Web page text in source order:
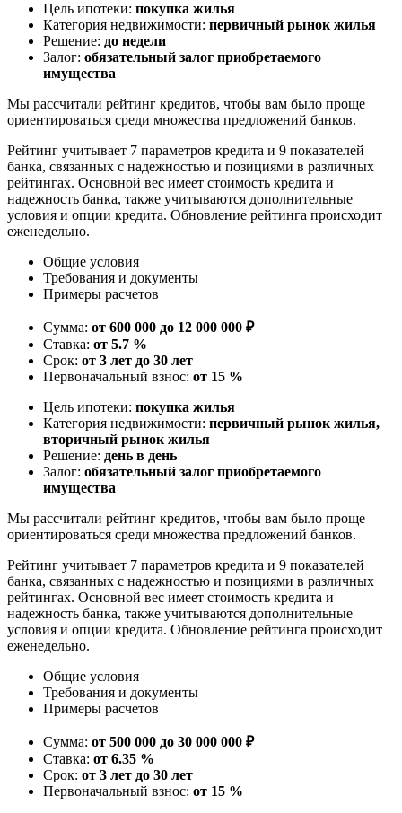
Цель ипотеки: покупка жилья
Категория недвижимости: первичный рынок жилья
Решение: до недели
Залог: обязательный залог приобретаемого
имущества
Мы рассчитали рейтинг кредитов, чтобы вам было проще
ориентироваться среди множества предложений банков.
Рейтинг учитывает 7 параметров кредита и 9 показателей
банка, связанных с надежностью и позициями в различных
рейтингах. Основной вес имеет стоимость кредита и
надежность банка, также учитываются дополнительные
условия и опции кредита. Обновление рейтинга происходит
еженедельно.
Общие условия
Требования и документы
Примеры расчетов
Сумма: от 600 000 до 12 000 000 ₽
Ставка: от 5.7 %
Срок: от 3 лет до 30 лет
Первоначальный взнос: от 15 %
Цель ипотеки: покупка жилья
Категория недвижимости: первичный рынок жилья,
вторичный рынок жилья
Решение: день в день
Залог: обязательный залог приобретаемого
имущества
Мы рассчитали рейтинг кредитов, чтобы вам было проще
ориентироваться среди множества предложений банков.
Рейтинг учитывает 7 параметров кредита и 9 показателей
банка, связанных с надежностью и позициями в различных
рейтингах. Основной вес имеет стоимость кредита и
надежность банка, также учитываются дополнительные
условия и опции кредита. Обновление рейтинга происходит
еженедельно.
Общие условия
Требования и документы
Примеры расчетов
Сумма: от 500 000 до 30 000 000 ₽
Ставка: от 6.35 %
Срок: от 3 лет до 30 лет
Первоначальный взнос: от 15 %